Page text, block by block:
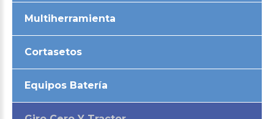
Multiherramienta
Cortasetos
Equipos Batería